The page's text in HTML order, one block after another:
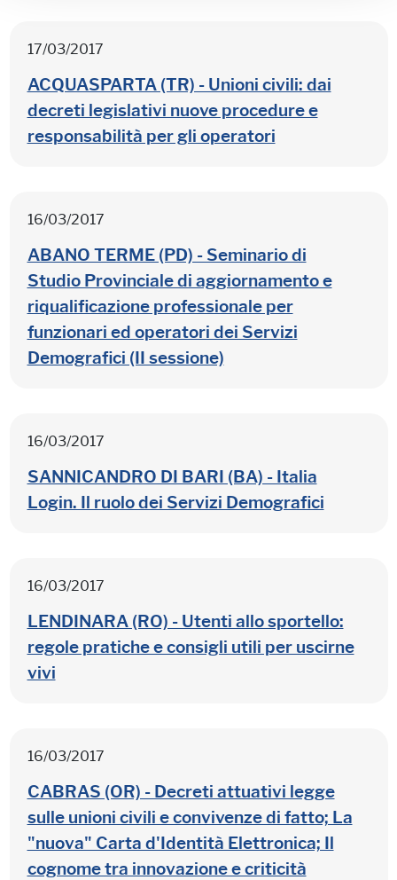
17/03/2017
ACQUASPARTA (TR) - Unioni civili: dai
decreti legislativi nuove procedure e
responsabilità per gli operatori
16/03/2017
ABANO TERME (PD) - Seminario di
Studio Provinciale di aggiornamento e
riqualificazione professionale per
funzionari ed operatori dei Servizi
Demografici (II sessione)
16/03/2017
SANNICANDRO DI BARI (BA) - Italia
Login. Il ruolo dei Servizi Demografici
16/03/2017
LENDINARA (RO) - Utenti allo sportello:
regole pratiche e consigli utili per uscirne
vivi
16/03/2017
CABRAS (OR) - Decreti attuativi legge
sulle unioni civili e convivenze di fatto; La
"nuova" Carta d'Identità Elettronica; Il
cognome tra innovazione e criticità